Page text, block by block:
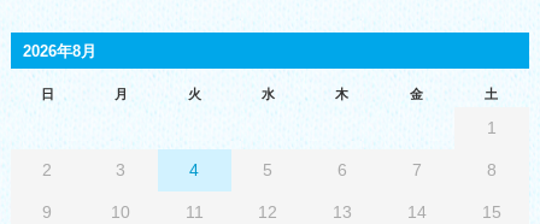
2026年8月
日 月 火 水 木 金 土
1
2 3 4 5 6 7 8
9 10 11 12 13 14 15